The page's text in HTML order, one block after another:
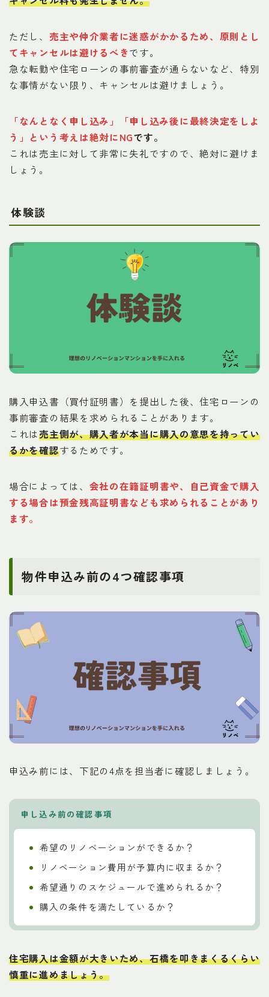
ただし、 売主や仲介業者に迷惑がかかるため、原則とし
てキャンセルは避けるべきです。
急な転勤や住宅ローンの事前審査が通らないなど、特別
な事情がない限り、キャンセルは避けましょう。
「なんとなく申し込み」「申し込み後に最終決定をしよ
う」という考えは絶対にNGです。
これは売主に対して非常に失礼ですので、絶対に避けま
しょう。
体験談
購入申込書（買付証明書）を提出した後、住宅ローンの
事前審査の結果を求められることがあります。
これは売主側が、購入者が本当に購入の意思を持ってい
るかを確認するためです。
場合によっては、 会社の在籍証明書や、自己資金で購入
する場合は預金残高証明書なども求められることがあり
ます。
物件申込み前の4つ確認事項
申込み前には、下記の4点を担当者に確認しましょう。
申し込み前の確認事項
希望のリノベーションができるか？
リノベーション費用が予算内に収まるか？
希望通りのスケジュールで進められるか？
購入の条件を満たしているか？
住宅購入は金額が大きいため、石橋を叩きまくるくらい
慎重に進めましょう。